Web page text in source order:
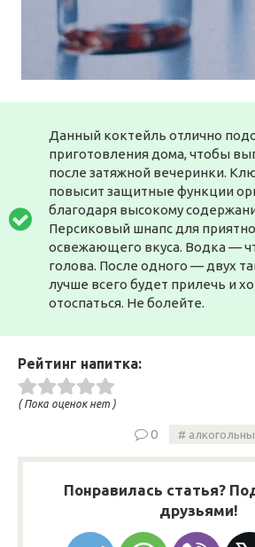
Данный коктейль отлично
приготовления дома, чтобы
после затяжной вечеринки.
повысит защитные функции
благодаря высокому
Персиковый шнапс для
освежающего вкуса. Водка —
голова. После одного — двух
лучше всего будет прилечь и
отоспаться. Не болейте.
Рейтинг напитка:
( Пока оценок нет )
0
Понравилась статья?
друзьями!